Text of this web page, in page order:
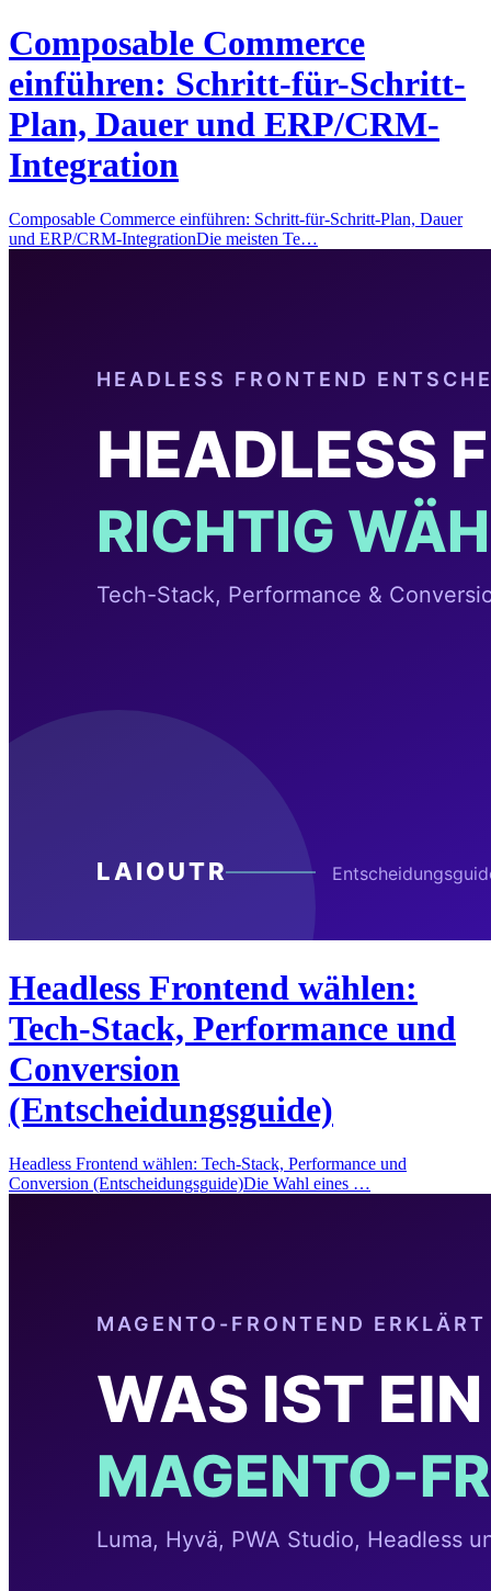
Composable Commerce
einführen: Schritt-für-Schritt-
Plan, Dauer und ERP/CRM-
Integration
Composable Commerce einführen: Schritt-für-Schritt-Plan, Dauer
und ERP/CRM-IntegrationDie meisten Te…
Headless Frontend wählen:
Tech-Stack, Performance und
Conversion
(Entscheidungsguide)
Headless Frontend wählen: Tech-Stack, Performance und
Conversion (Entscheidungsguide)Die Wahl eines …